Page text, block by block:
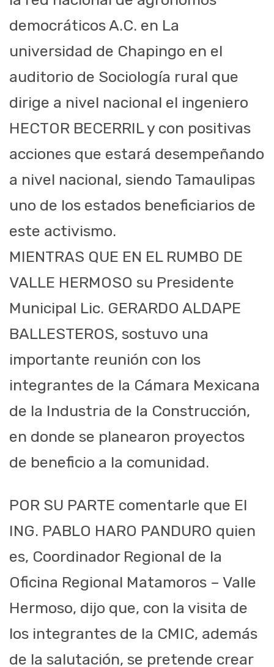
democráticos A.C. en La
universidad de Chapingo en el
auditorio de Sociología rural que
dirige a nivel nacional el ingeniero
HECTOR BECERRIL y con positivas
acciones que estará desempeñando
a nivel nacional, siendo Tamaulipas
uno de los estados beneficiarios de
este activismo.
MIENTRAS QUE EN EL RUMBO DE
VALLE HERMOSO su Presidente
Municipal Lic. GERARDO ALDAPE
BALLESTEROS, sostuvo una
importante reunión con los
integrantes de la Cámara Mexicana
de la Industria de la Construcción,
en donde se planearon proyectos
de beneficio a la comunidad.
POR SU PARTE comentarle que El
ING. PABLO HARO PANDURO quien
es, Coordinador Regional de la
Oficina Regional Matamoros – Valle
Hermoso, dijo que, con la visita de
los integrantes de la CMIC, además
de la salutación, se pretende crear